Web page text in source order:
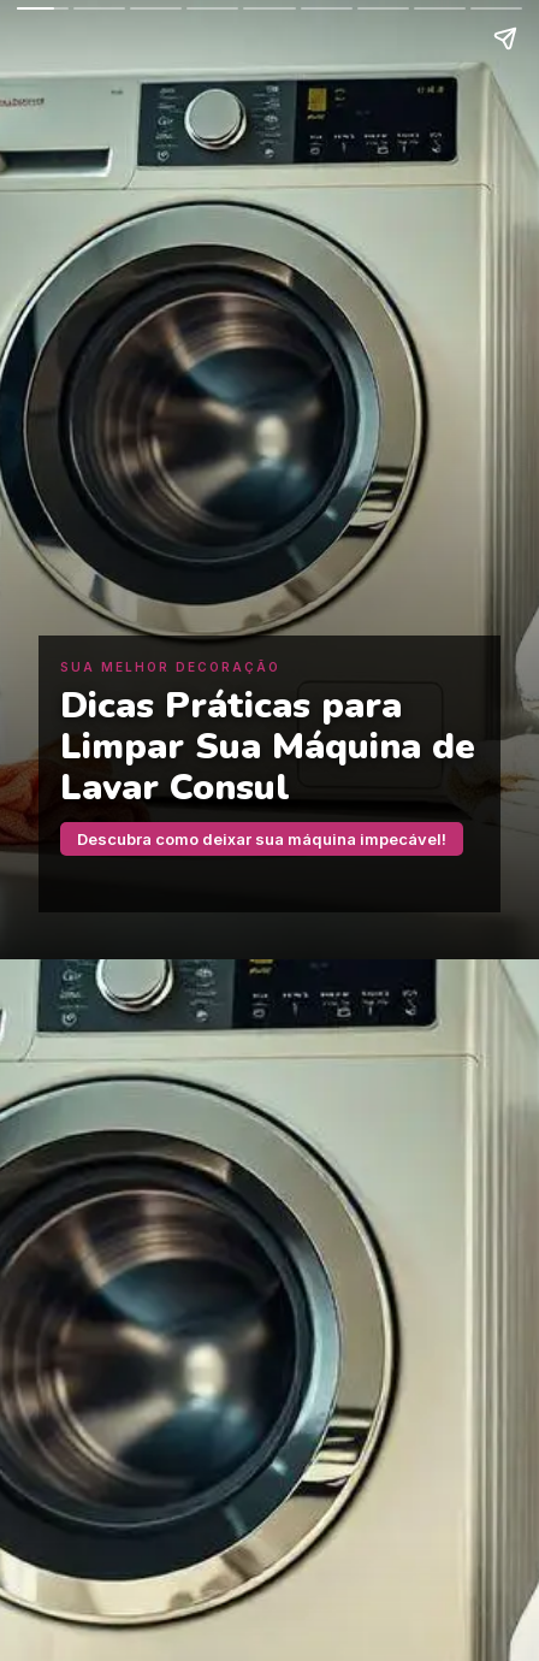
SUA MELHOR DECORAÇÃO
Dicas Práticas para
Limpar Sua Máquina de
Lavar Consul
Descubra como deixar sua máquina impecável!